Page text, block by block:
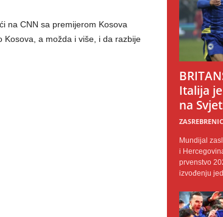
na CNN sa premijerom Kosova
Kosova, a možda i više, i da razbije
Italija
na
Mundijal
i
prvenstvo
izvođenju